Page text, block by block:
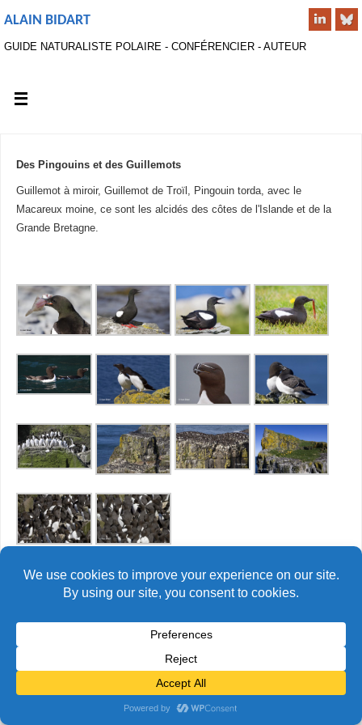
ALAIN BIDART
GUIDE NATURALISTE POLAIRE - CONFÉRENCIER - AUTEUR
Des Pingouins et des Guillemots
Guillemot à miroir, Guillemot de Troïl, Pingouin torda, avec le
Macareux moine, ce sont les alcidés des côtes de l'Islande et de la
Grande Bretagne.
FIÈREMENT PROPULSÉ PARPARABOLA